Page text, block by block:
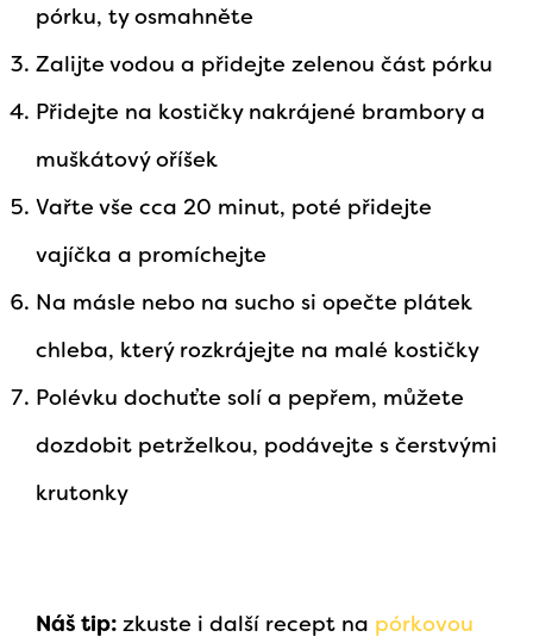
pórku, ty osmahněte
Zalijte vodou a přidejte zelenou část pórku
Přidejte na kostičky nakrájené brambory a
muškátový oříšek
Vařte vše cca 20 minut, poté přidejte
vajíčka a promíchejte
Na másle nebo na sucho si opečte plátek
chleba, který rozkrájejte na malé kostičky
Polévku dochuťte solí a pepřem, můžete
dozdobit petrželkou, podávejte s čerstvými
krutonky
Náš tip: zkuste i další recept na pórkovou